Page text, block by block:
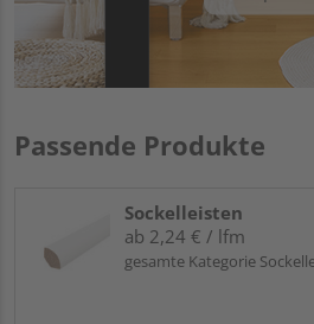
Passende Produkte
Sockelleisten
ab 2,24 € / lfm
gesamte Kategorie